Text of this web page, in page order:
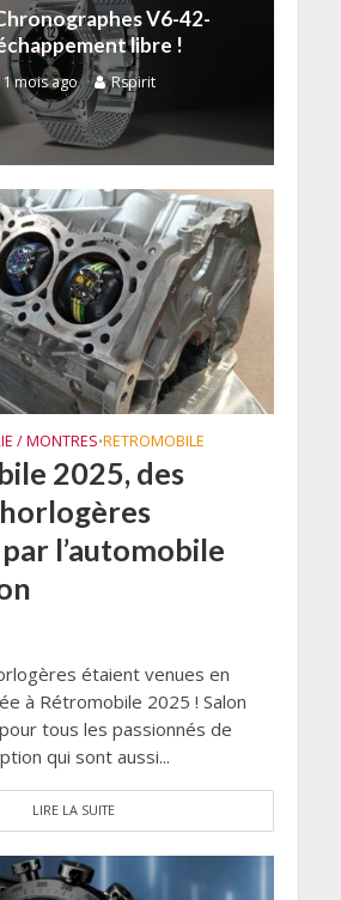
V6-42-
libre !
mois ago Rspirit
/ MONTRES•RETROMOBILE
2025, des
l’automobile
étaient venues en
à Rétromobile 2025 ! Salon
tous les passionnés de
qui sont aussi...
LIRE LA SUITE